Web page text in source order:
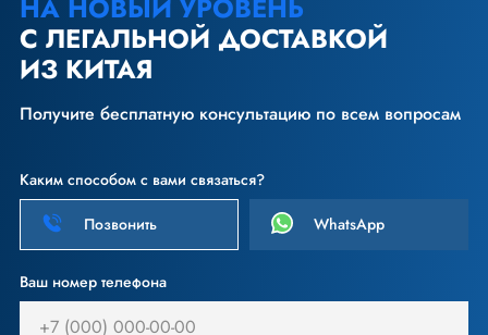
НА НОВЫЙ УРОВЕНЬ
С ЛЕГАЛЬНОЙ ДОСТАВКОЙ
ИЗ КИТАЯ
Получите бесплатную консультацию по всем вопросам
Каким способом с вами связаться?
Позвонить WhatsApp
Ваш номер телефона